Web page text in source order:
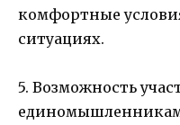
комфортные
ситуациях.
5. Возможность